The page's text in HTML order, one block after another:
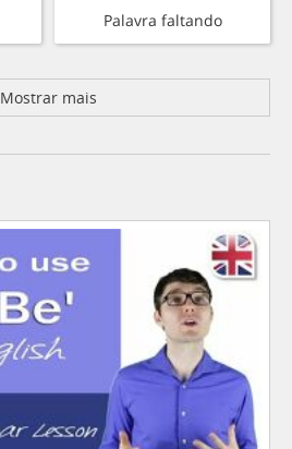
Palavra faltando
Mostrar mais